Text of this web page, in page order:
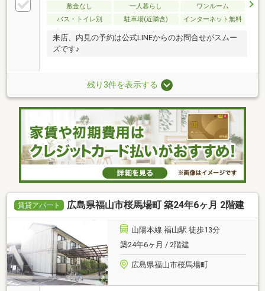
敷金なし 一人暮らし
ワンルーム
バス・トイレ別
駐車場(近隣含) インターネット無料
来店、内見の予約は公式LINEからのお問合せがスムー
ズです♪
残り3件を表示する
賃貸アパート 広島県福山市桜馬場町 築24年6ヶ月 2階建
山陽本線 福山駅 徒歩13分
築24年6ヶ月 / 2階建
広島県福山市桜馬場町